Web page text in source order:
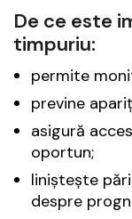
De ce este
timpuriu:
permite
previne
asigură
oportun;
liniștește
despre